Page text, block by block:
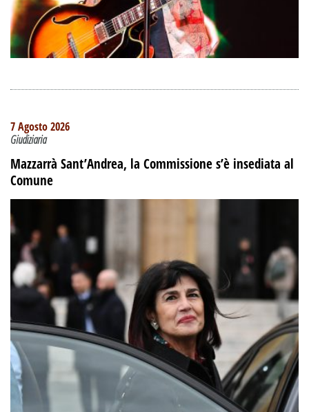
7 Agosto 2026
Giudiziaria
Mazzarrà Sant’Andrea, la Commissione s’è insediata al
Comune